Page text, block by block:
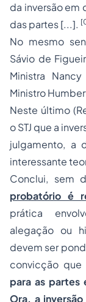
da inversão em
das partes [...].
No mesmo
Sávio de
Ministra
Ministro
Neste último
o STJ que a
julgamento, a
interessante
Conclui, sem
probatório é
prática
alegação ou
devem ser
convicção que
para as partes
Ora, a